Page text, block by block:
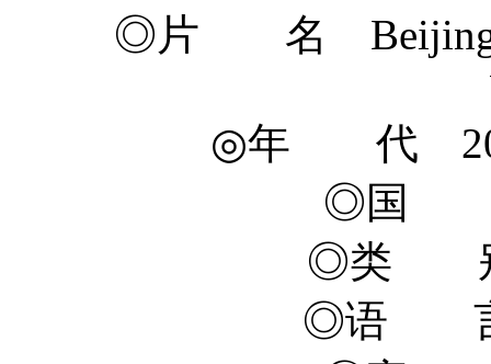
◎片 名 Beijing &
◎年 代
◎国
◎类 别
◎语 言